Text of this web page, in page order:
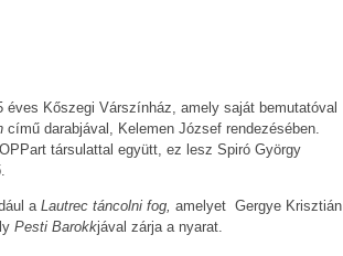
Kőszegi Várszínház, amely saját bemutatóval
című darabjával, Kelemen József rendezésében.
társulattal együtt, ez lesz Spiró György
a Lautrec táncolni fog, amelyet Gergye Krisztián
Pesti Barokkjával zárja a nyarat.